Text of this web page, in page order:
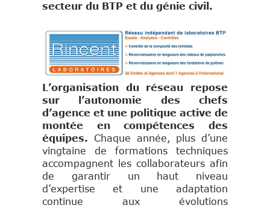
secteur du BTP et du génie civil.
L’organisation du réseau repose
sur l’autonomie des chefs
d’agence et une politique active de
montée en compétences des
équipes. Chaque année, plus d’une
vingtaine de formations techniques
accompagnent les collaborateurs afin
de garantir un haut niveau
d’expertise et une adaptation
continue aux évolutions